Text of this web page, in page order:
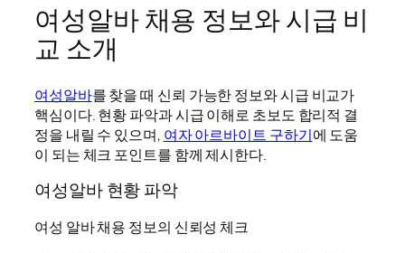
여성알바 채용 정보와 시급 비
교 소개
여성알바를 찾을 때 신뢰 가능한 정보와 시급 비교가
핵심이다. 현황 파악과 시급 이해로 초보도 합리적 결
정을 내릴 수 있으며, 여자 아르바이트 구하기에 도움
이 되는 체크 포인트를 함께 제시한다.
여성알바 현황 파악
여성 알바 채용 정보의 신뢰성 체크